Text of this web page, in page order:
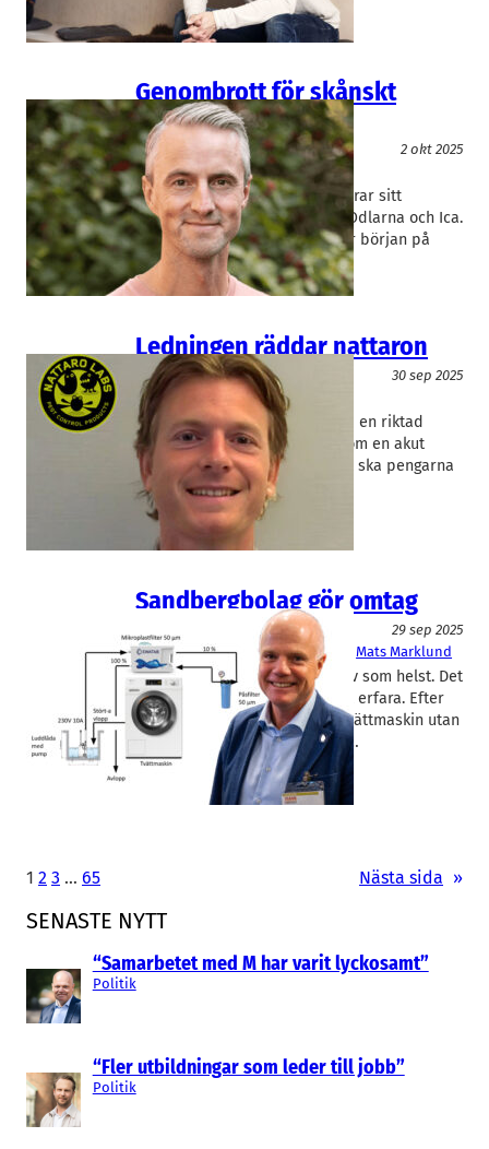
SENASTE NYTT
“Samarbetet med M har varit lyckosamt”
Politik
“Fler utbildningar som leder till jobb”
Politik
affärsmodell. – Fram…
Genombrott för skånskt
plastsubstitut
Miljöteknik
2 okt 2025
Saveggy
Martin Alexandersson
Malmöbaserade Saveggy lanserar sitt
plastfria grönsaksskydd med Odlarna och Ica.
Bolaget hoppas att det bara är början på
dess stora genombrott.
Ledningen räddar nattaron
Miljöteknik
30 sep 2025
Nattaro Labs
Fredrik Trulsson
Nattaro Labs fyller på kassan i en riktad
nyemission i vad som ser ut som en akut
räddningsinsats. Enligt bolaget ska pengarna
bland annat gå…
Sandbergbolag gör omtag
29 sep 2025
Sandberg Development, Swatab Mats Marklund
Man kan inte vara hur disruptiv som helst. Det
har Sandbergägda Swatab fått erfara. Efter
en försäljningsflopp med en tvättmaskin utan
tvättmedel blir nästa produkt…
1 2 3 … 65 Nästa sida »